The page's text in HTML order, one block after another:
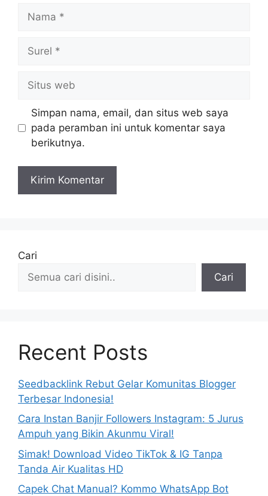
Nama
Surel
Situs
web
Simpan nama, email, dan situs web saya
pada peramban ini untuk komentar saya
berikutnya.
Cari
Cari
Recent Posts
Seedbacklink Rebut Gelar Komunitas Blogger
Terbesar Indonesia!
Cara Instan Banjir Followers Instagram: 5 Jurus
Ampuh yang Bikin Akunmu Viral!
Simak! Download Video TikTok & IG Tanpa
Tanda Air Kualitas HD
Capek Chat Manual? Kommo WhatsApp Bot